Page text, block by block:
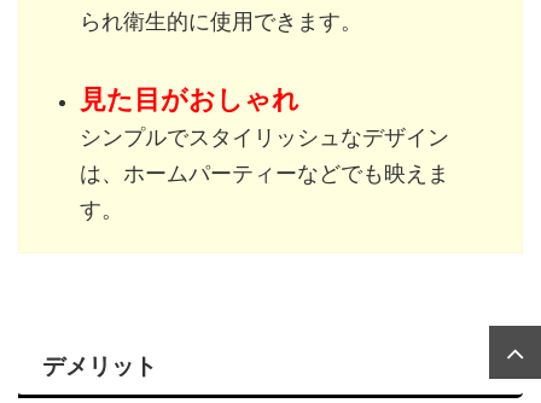
られ衛生的に使用できます。
見た目がおしゃれ
シンプルでスタイリッシュなデザイン
は、ホームパーティーなどでも映えま
す。
デメリット